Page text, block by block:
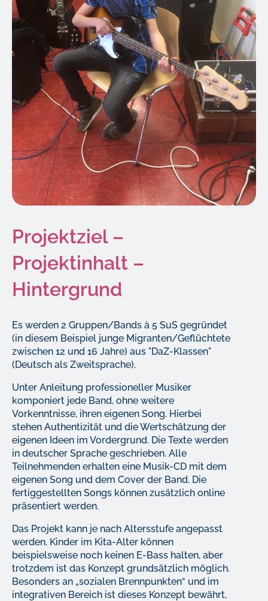
Projektziel –
Projektinhalt –
Hintergrund
Es werden 2 Gruppen/Bands à 5 SuS gegründet
(in diesem Beispiel junge Migranten/Geflüchtete
zwischen 12 und 16 Jahre) aus "DaZ-Klassen"
(Deutsch als Zweitsprache).
Unter Anleitung professioneller Musiker
komponiert jede Band, ohne weitere
Vorkenntnisse, ihren eigenen Song. Hierbei
stehen Authentizität und die Wertschätzung der
eigenen Ideen im Vordergrund. Die Texte werden
in deutscher Sprache geschrieben. Alle
Teilnehmenden erhalten eine Musik-CD mit dem
eigenen Song und dem Cover der Band. Die
fertiggestellten Songs können zusätzlich online
präsentiert werden.
Das Projekt kann je nach Altersstufe angepasst
werden. Kinder im Kita-Alter können
beispielsweise noch keinen E-Bass halten, aber
trotzdem ist das Konzept grundsätzlich möglich.
Besonders an „sozialen Brennpunkten“ und im
integrativen Bereich ist dieses Konzept bewährt,